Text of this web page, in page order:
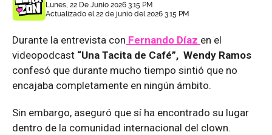
Lunes, 22 De Junio 2026 3:15 PM
Actualizado el 22 de junio del 2026 3:15 PM
Durante la entrevista con Fernando Díaz en el
videopodcast “Una Tacita de Café”, Wendy Ramos
confesó que durante mucho tiempo sintió que no
encajaba completamente en ningún ámbito.
Sin embargo, aseguró que sí ha encontrado su lugar
dentro de la comunidad internacional del clown.